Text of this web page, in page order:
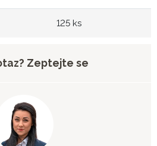
125 ks
Zeptejte se